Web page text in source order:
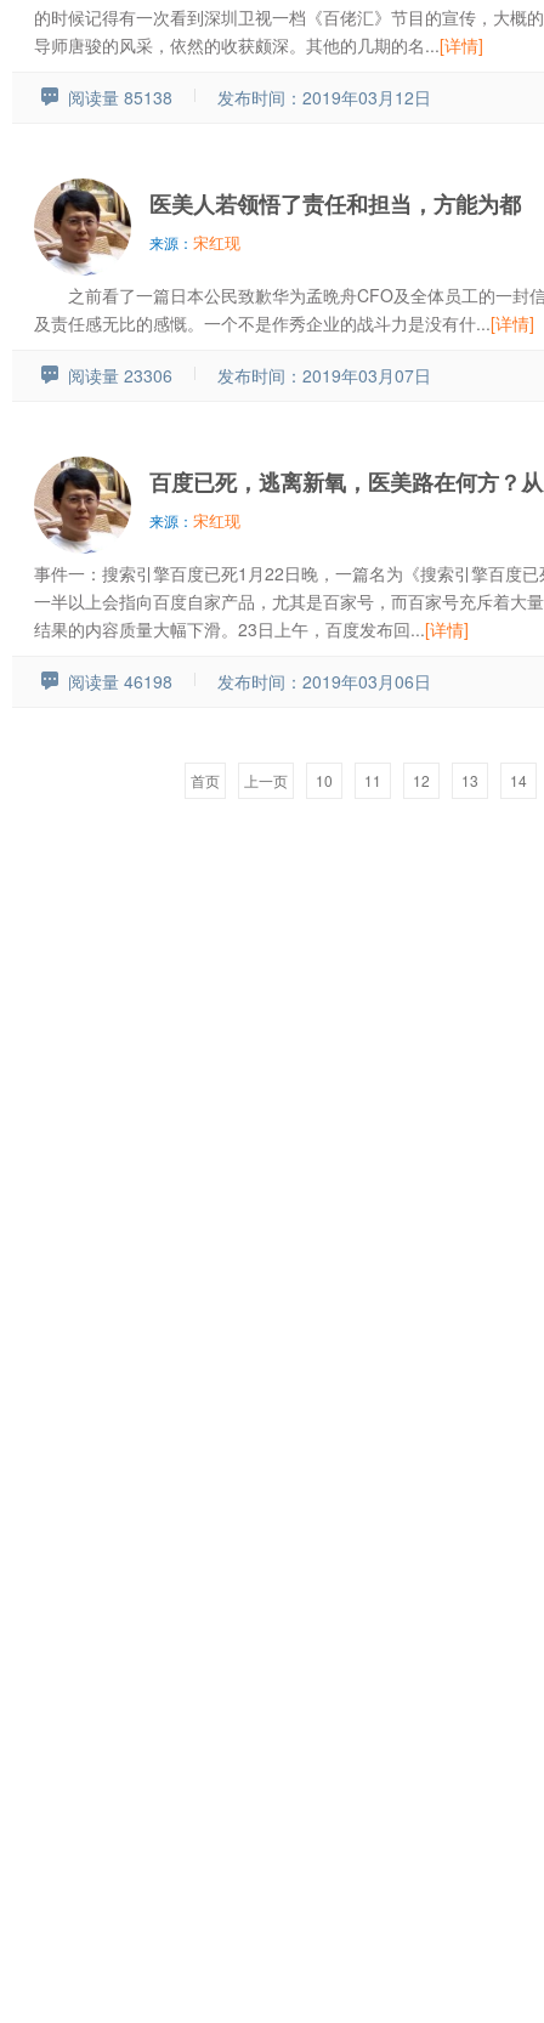
的时候记得有一次看到深圳卫视一档《百佬汇》节目的宣传，大概
导师唐骏的风采，依然的收获颇深。其他的几期的名...[详情]
阅读量 85138 发布时间：2019年03月12日
医美人若领悟了责任和担当，方能为都
来源： 宋红现
之前看了一篇日本公民致歉华为孟晩舟CFO及全体员工的一封
及责任感无比的感慨。一个不是作秀企业的战斗力是没有什...[详情]
阅读量 23306 发布时间：2019年03月07日
百度已死，逃离新氧，医美路在何方？
来源： 宋红现
事件一：搜索引擎百度已死1月22日晚，一篇名为《搜索引擎百度
一半以上会指向百度自家产品，尤其是百家号，而百家号充斥着大
结果的内容质量大幅下滑。23日上午，百度发布回...[详情]
阅读量 46198 发布时间：2019年03月06日
首页 上一页 10 11 12 13 14